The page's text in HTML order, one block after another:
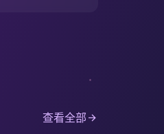
查看全部